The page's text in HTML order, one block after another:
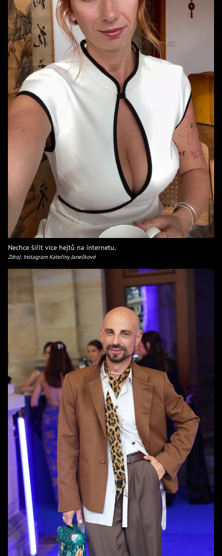
Nechce šířit více hejtů na internetu.
Zdroj: Instagram Kateřiny Janečkové